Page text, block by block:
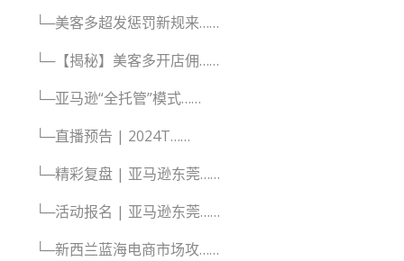
└─美客多超发惩罚新规来……
└─【揭秘】美客多开店佣……
└─亚马逊“全托管”模式……
└─直播预告 | 2024T……
└─精彩复盘 | 亚马逊东莞……
└─活动报名 | 亚马逊东莞……
└─新西兰蓝海电商市场攻……